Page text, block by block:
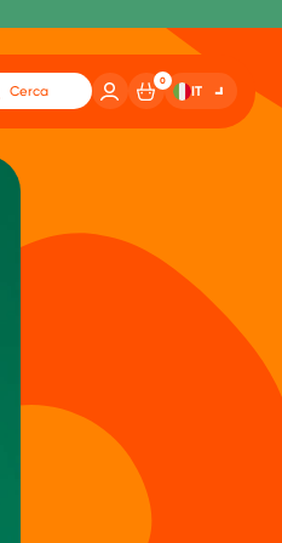
Cerca
0
IT